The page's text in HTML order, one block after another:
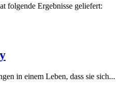
folgende Ergebnisse geliefert:
in einem Leben, dass sie sich...